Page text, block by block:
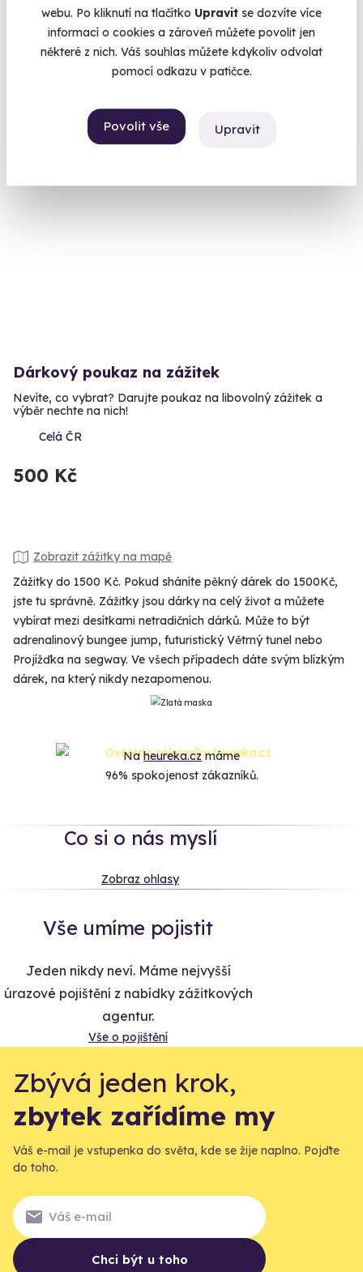
webu. Po kliknutí na tlačítko Upravit se dozvíte více
informací o cookies a zároveň můžete povolit jen
některé z nich. Váš souhlas můžete kdykoliv odvolat
pomocí odkazu v patičce.
Povolit vše Upravit
Jízda na motokáře
Blízko k zemi, vysoko v adrenalinu
Dárkový poukaz na zážitek
Nevíte, co vybrat? Darujte poukaz na libovolný zážitek a
výběr nechte na nich!
Celá ČR
500 Kč
Zobrazit zážitky na mapě
Zážitky do 1500 Kč. Pokud sháníte pěkný dárek do 1500Kč,
jste tu správně. Zážitky jsou dárky na celý život a můžete
vybírat mezi desítkami netradičních dárků. Může to být
adrenalinový bungee jump, futuristický Větrný tunel nebo
Projížďka na segway. Ve všech případech dáte svým blízkým
dárek, na který nikdy nezapomenou.
Naheureka.czmáme
96% spokojenost zákazníků.
Co si o nás myslí
Zobraz ohlasy
Vše umíme pojistit
Jeden nikdy neví. Máme nejvyšší
úrazové pojištění z nabídky zážitkových
agentur.
Vše o pojištění
Zbývá jeden krok,
zbytek zařídíme my
Váš e-mail je vstupenka do světa, kde se žije naplno. Pojďte
do toho.
Chci být u toho